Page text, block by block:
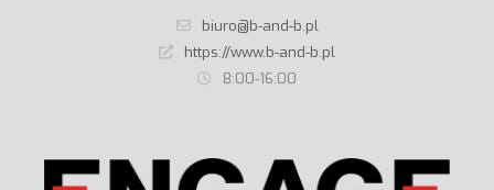
biuro@b-and-b.pl
https://www.b-and-b.pl
8:00-16:00